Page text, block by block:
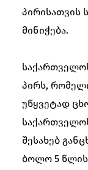
პირისათვის
მინიჭება.
პირს,
უწყვეტად
შესახებ
ბოლო 5 წლის